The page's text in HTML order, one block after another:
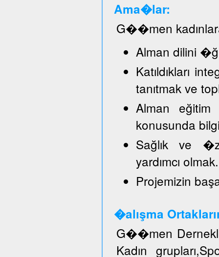
Ama�lar:
G��men
Alman dilini
Katıldıkları
tanıtmak ve
Alman
konusunda
Sağlık ve
yardımcı olmak.
Projemizin
�alışma
G��men
Kadın